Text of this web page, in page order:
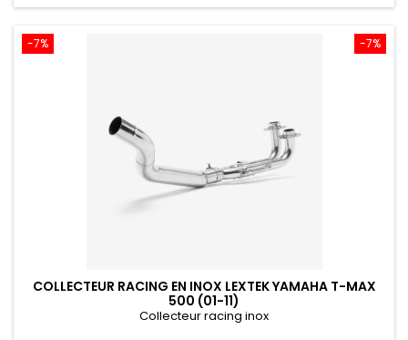
-7%
-7%
COLLECTEUR RACING EN INOX LEXTEK YAMAHA T-MAX
500 (01-11)
Collecteur racing inox